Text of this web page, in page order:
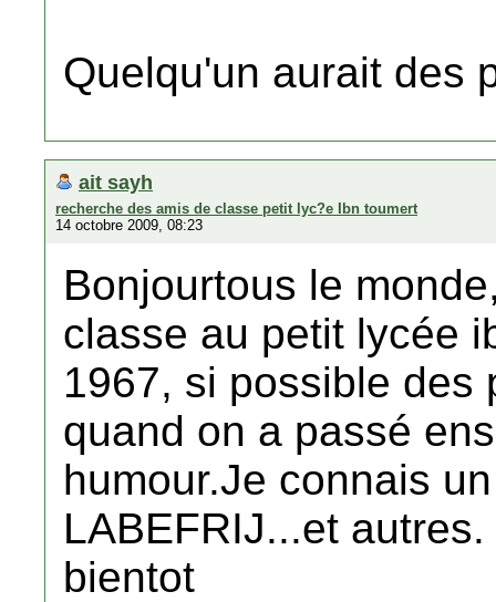
Quelqu'un aurait des
ait sayh
recherche des amis de classe petit lyc?e Ibn toumert
14 octobre 2009, 08:23
Bonjourtous le
classe au petit lycée
1967, si possible des
quand on a passé
humour.Je connais
LABEFRIJ...et
bientot